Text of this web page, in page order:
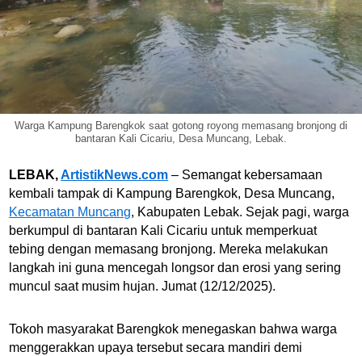
Warga Kampung Barengkok saat gotong royong memasang bronjong di
bantaran Kali Cicariu, Desa Muncang, Lebak.
LEBAK,ArtistikNews.com – Semangat kebersamaan
kembali tampak di Kampung Barengkok, Desa Muncang,
Kecamatan Muncang, Kabupaten Lebak. Sejak pagi, warga
berkumpul di bantaran Kali Cicariu untuk memperkuat
tebing dengan memasang bronjong. Mereka melakukan
langkah ini guna mencegah longsor dan erosi yang sering
muncul saat musim hujan. Jumat (12/12/2025).
Tokoh masyarakat Barengkok menegaskan bahwa warga
menggerakkan upaya tersebut secara mandiri demi